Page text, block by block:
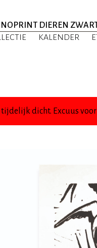
DIEREN
KALENDER
dicht. Excuus